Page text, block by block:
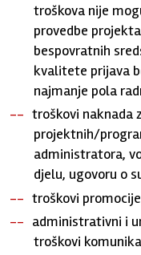
troškova nije
provedbe
bespovratnih
kvalitete prijava
najmanje pola
troškovi naknada
projektnih/
administratora,
djelu, ugovoru o
troškovi
administrativni i
troškovi